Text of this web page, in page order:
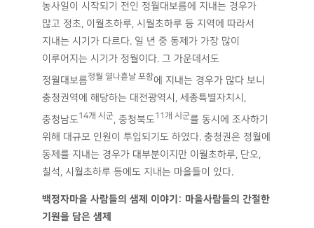
농사일이 시작되기 전인 정월대보름에 지내는 경우가
많고 정초, 이월초하루, 시월초하루 등 지역에 따라서
지내는 시기가 다르다. 일 년 중 동제가 가장 많이
이루어지는 시기가 정월이다. 그 가운데서도
정월대보름정월 열나흗날 포함에 지내는 경우가 많다 보니
충청권역에 해당하는 대전광역시, 세종특별자치시,
충청남도14개 시군, 충청북도11개 시군를 동시에 조사하기
위해 대규모 인원이 투입되기도 하였다. 충청권은 정월에
동제를 지내는 경우가 대부분이지만 이월초하루, 단오,
칠석, 시월초하루 등에도 지내는 마을들이 있다.
백정자마을 사람들의 샘제 이야기: 마을사람들의 간절한
기원을 담은 샘제